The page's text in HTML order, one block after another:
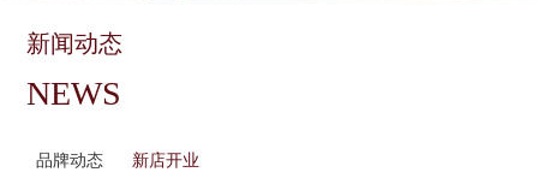
新闻动态
NEWS
品牌动态 新店开业